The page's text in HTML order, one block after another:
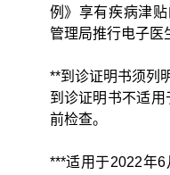
例》享有疾病津
管理局推行电子医
**到诊证明书须列
到诊证明书不适
前检查。
***适用于2022年